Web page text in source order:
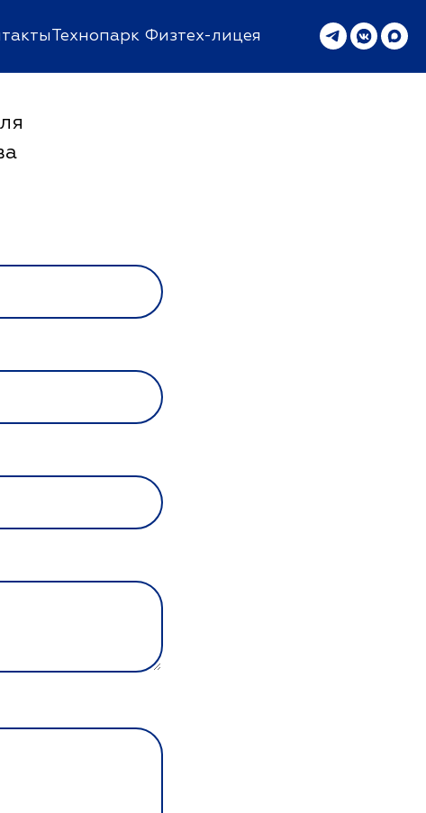
Технопарк Физтех-лицея